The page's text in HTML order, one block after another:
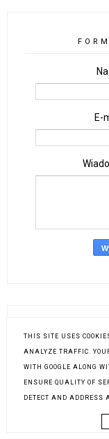
E-
THIS SITE USES
ANALYZE TRAFFIC.
WITH GOOGLE ALONG
ENSURE QUALITY OF
DETECT AND ADDRESS